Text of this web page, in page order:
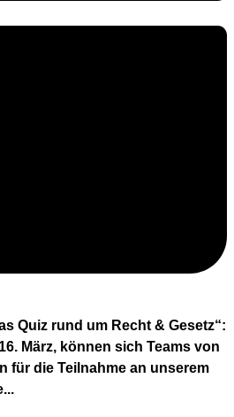
Quiz rund um Recht & Gesetz“:
März, können sich Teams von
für die Teilnahme an unserem